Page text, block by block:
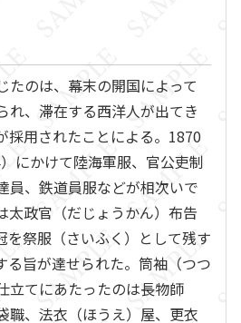
たのは、幕末の開国によって
れ、滞在する西洋人が出てき
採用されたことによる。1870
にかけて陸海軍服、官公吏制
員、鉄道員服などが相次いで
太政官（だじょうかん）布告
を祭服（さいふく）として残す
る旨が達せられた。筒袖（つつ
立てにあたったのは長物師
職、法衣（ほうえ）屋、更衣